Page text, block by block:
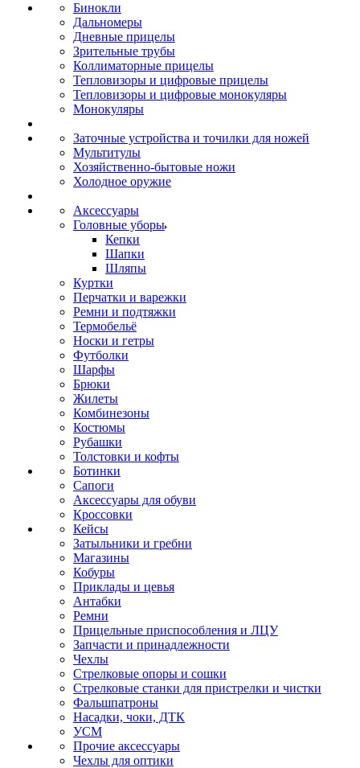
Бинокли
Дальномеры
Дневные прицелы
Зрительные трубы
Коллиматорные прицелы
Тепловизоры и цифровые прицелы
Тепловизоры и цифровые монокуляры
Монокуляры
Заточные устройства и точилки для ножей
Мультитулы
Хозяйственно-бытовые ножи
Холодное оружие
Аксессуары
Головные уборы
Кепки
Шапки
Шляпы
Куртки
Перчатки и варежки
Ремни и подтяжки
Термобельё
Носки и гетры
Футболки
Шарфы
Брюки
Жилеты
Комбинезоны
Костюмы
Рубашки
Толстовки и кофты
Ботинки
Сапоги
Аксессуары для обуви
Кроссовки
Кейсы
Затыльники и гребни
Магазины
Кобуры
Приклады и цевья
Антабки
Ремни
Прицельные приспособления и ЛЦУ
Запчасти и принадлежности
Чехлы
Стрелковые опоры и сошки
Стрелковые станки для пристрелки и чистки
Фальшпатроны
Насадки, чоки, ДТК
УСМ
Прочие аксессуары
Чехлы для оптики